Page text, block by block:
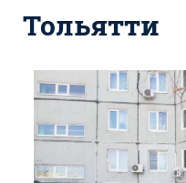
Тольятти